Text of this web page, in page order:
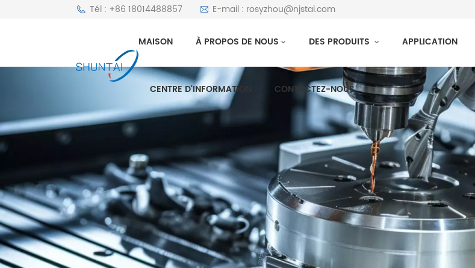
Tél : +86 18014488857 E-mail : rosyzhou@njstai.com
MAISON À PROPOS DE NOUS DES PRODUITS APPLICATION
CENTRE D'INFORMATION CONTACTEZ-NOUS